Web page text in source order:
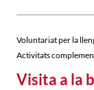
Voluntariat per la
Activitats
Visita a la